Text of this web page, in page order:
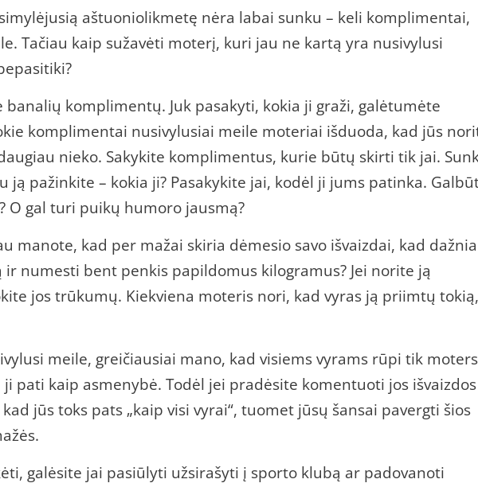
aštuoniolikmetę nėra labai sunku – keli komplimentai,
Tačiau kaip sužavėti moterį, kuri jau ne kartą yra nusivylusi
banalių komplimentų. Juk pasakyti, kokia ji graži, galėtumėte
komplimentai nusivylusiai meile moteriai išduoda, kad jūs
nieko. Sakykite komplimentus, kurie būtų skirti tik jai.
ją pažinkite – kokia ji? Pasakykite jai, kodėl ji jums patinka.
O gal turi puikų humoro jausmą?
manote, kad per mažai skiria dėmesio savo išvaizdai, kad
numesti bent penkis papildomus kilogramus? Jei norite ją
jos trūkumų. Kiekviena moteris nori, kad vyras ją priimtų tokią,
meile, greičiausiai mano, kad visiems vyrams rūpi tik moters
pati kaip asmenybė. Todėl jei pradėsite komentuoti jos išvaizdos
jūs toks pats „kaip visi vyrai“, tuomet jūsų šansai pavergti šios
galėsite jai pasiūlyti užsirašyti į sporto klubą ar padovanoti